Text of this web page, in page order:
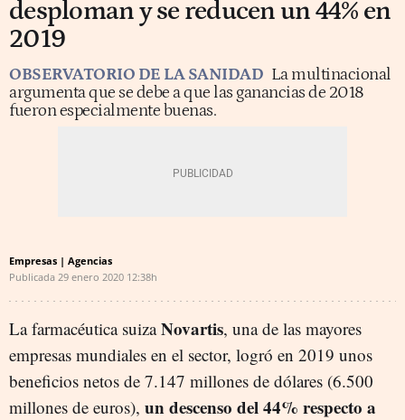
desploman y se reducen un 44% en
2019
OBSERVATORIO DE LA SANIDAD La multinacional
argumenta que se debe a que las ganancias de 2018
fueron especialmente buenas.
Empresas | Agencias
Publicada 29 enero 2020 12:38h
La farmacéutica suizaNovartis, una de las mayores
empresas mundiales en el sector, logró en 2019 unos
beneficios netos de 7.147 millones de dólares (6.500
millones de euros), un descenso del 44% respecto a